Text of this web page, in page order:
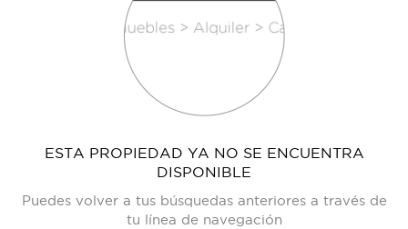
ESTA PROPIEDAD YA NO SE ENCUENTRA
DISPONIBLE
Puedes volver a tus búsquedas anteriores a través de
tu línea de navegación